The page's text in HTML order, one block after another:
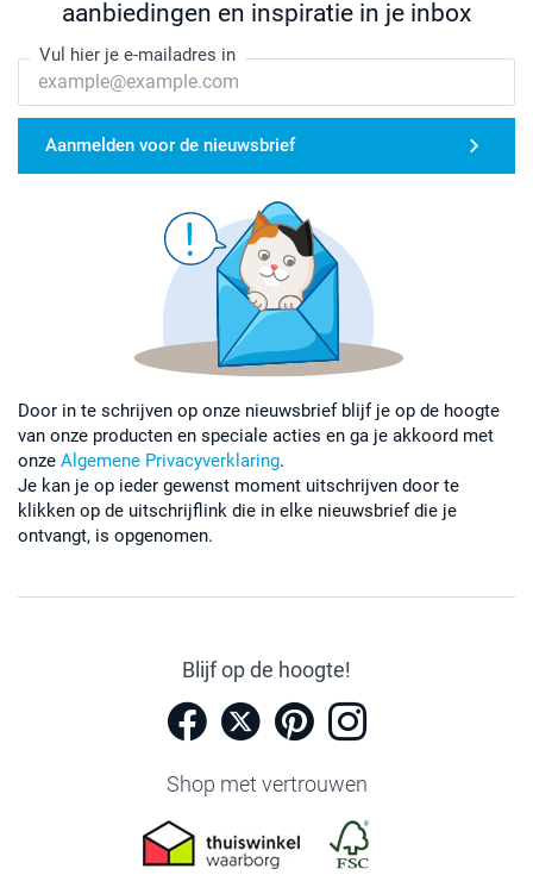
aanbiedingen en inspiratie in je inbox
Vul hier je e-mailadres in
Aanmelden voor de nieuwsbrief
Door in te schrijven op onze nieuwsbrief blijf je op de hoogte
van onze producten en speciale acties en ga je akkoord met
onze Algemene Privacyverklaring.
Je kan je op ieder gewenst moment uitschrijven door te
klikken op de uitschrijflink die in elke nieuwsbrief die je
ontvangt, is opgenomen.
Blijf op de hoogte!
Shop met vertrouwen